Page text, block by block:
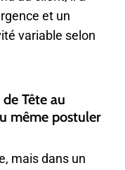
et un
variable selon
Tête au
même postuler
mais dans un